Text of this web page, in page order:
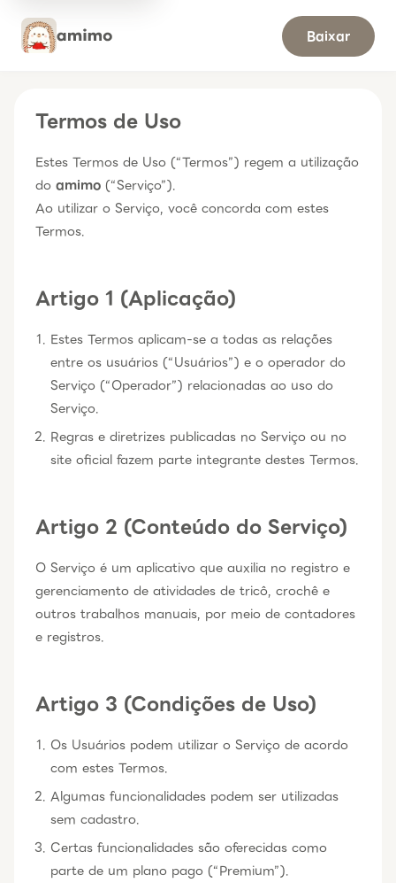
Baixar
Termos de Uso
Estes Termos de Uso (“Termos”) regem a utilização
do amimo (“Serviço”).
Ao utilizar o Serviço, você concorda com estes
Termos.
Artigo 1 (Aplicação)
Estes Termos aplicam-se a todas as relações
entre os usuários (“Usuários”) e o operador do
Serviço (“Operador”) relacionadas ao uso do
Serviço.
Regras e diretrizes publicadas no Serviço ou no
site oficial fazem parte integrante destes Termos.
Artigo 2 (Conteúdo do Serviço)
O Serviço é um aplicativo que auxilia no registro e
gerenciamento de atividades de tricô, crochê e
outros trabalhos manuais, por meio de contadores
e registros.
Artigo 3 (Condições de Uso)
Os Usuários podem utilizar o Serviço de acordo
com estes Termos.
Algumas funcionalidades podem ser utilizadas
sem cadastro.
Certas funcionalidades são oferecidas como
parte de um plano pago (“Premium”).